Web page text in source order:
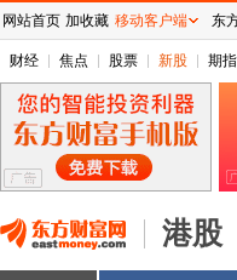
财经 焦点 股票 新股 期指
港股
网站首页 加收藏 移动客户端 东